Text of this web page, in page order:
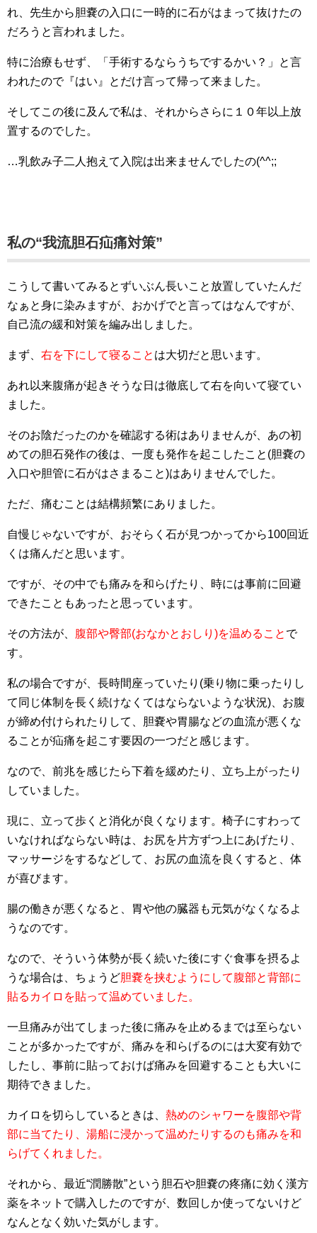
れ、先生から胆嚢の入口に一時的に石がはまって抜けたの
だろうと言われました。
特に治療もせず、「手術するならうちでするかい？」と言
われたので『はい』とだけ言って帰って来ました。
そしてこの後に及んで私は、それからさらに１０年以上放
置するのでした。
…乳飲み子二人抱えて入院は出来ませんでしたの(^^;;
私の“我流胆石疝痛対策”
こうして書いてみるとずいぶん長いこと放置していたんだ
なぁと身に染みますが、おかげでと言ってはなんですが、
自己流の緩和対策を編み出しました。
まず、 右を下にして寝ること は大切だと思います。
あれ以来腹痛が起きそうな日は徹底して右を向いて寝てい
ました。
そのお陰だったのかを確認する術はありませんが、あの初
めての胆石発作の後は、一度も発作を起こしたこと(胆嚢の
入口や胆管に石がはさまること)はありませんでした。
ただ、痛むことは結構頻繁にありました。
自慢じゃないですが、おそらく石が見つかってから100回近
くは痛んだと思います。
ですが、その中でも痛みを和らげたり、時には事前に回避
できたこともあったと思っています。
その方法が、 腹部や臀部(おなかとおしり)を温めること で
す。
私の場合ですが、長時間座っていたり(乗り物に乗ったりし
て同じ体制を長く続けなくてはならないような状況)、お腹
が締め付けられたりして、胆嚢や胃腸などの血流が悪くな
ることが疝痛を起こす要因の一つだと感じます。
なので、前兆を感じたら下着を緩めたり、立ち上がったり
していました。
現に、立って歩くと消化が良くなります。椅子にすわって
いなければならない時は、お尻を片方ずつ上にあげたり、
マッサージをするなどして、お尻の血流を良くすると、体
が喜びます。
腸の働きが悪くなると、胃や他の臓器も元気がなくなるよ
うなのです。
なので、そういう体勢が長く続いた後にすぐ食事を摂るよ
うな場合は、ちょうど胆嚢を挟むようにして腹部と背部に
貼るカイロを貼って温めていました。
一旦痛みが出てしまった後に痛みを止めるまでは至らない
ことが多かったですが、痛みを和らげるのには大変有効で
したし、事前に貼っておけば痛みを回避することも大いに
期待できました。
カイロを切らしているときは、 熱めのシャワーを腹部や背
部に当てたり、湯船に浸かって温めたりするのも痛みを和
らげてくれました。
それから、最近“潤勝散”という胆石や胆嚢の疼痛に効く漢方
薬をネットで購入したのですが、数回しか使ってないけど
なんとなく効いた気がします。